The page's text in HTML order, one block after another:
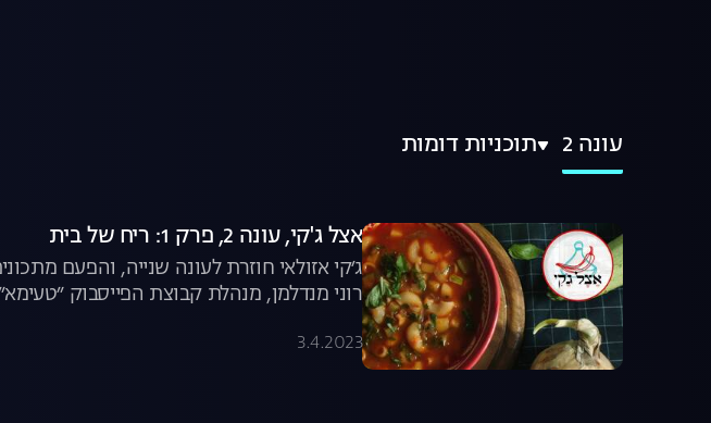
עונה 2 תוכניות דומות
אצל ג'קי, עונה 2, פרק 1: ריח של בית
ג׳קי אזולאי חוזרת לעונה שנייה, והפעם
רוני מנדלמן, מנהלת קבוצת הפייסבוק
3.4.2023